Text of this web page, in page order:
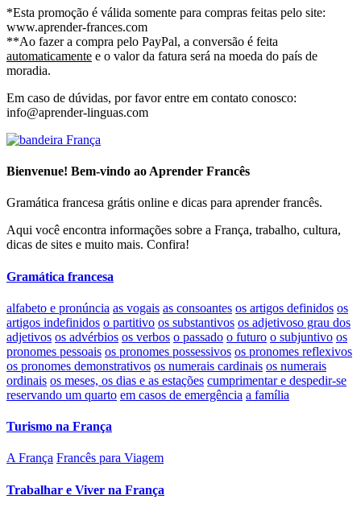
*Esta promoção é válida somente para compras feitas pelo site:
www.aprender-frances.com
**Ao fazer a compra pelo PayPal, a conversão é feita
automaticamente e o valor da fatura será na moeda do país de
moradia.
Em caso de dúvidas, por favor entre em contato conosco:
info@aprender-linguas.com
Bienvenue! Bem-vindo ao Aprender Francês
Gramática francesa grátis online e dicas para aprender francês.
Aqui você encontra informações sobre a França, trabalho, cultura,
dicas de sites e muito mais. Confira!
Gramática francesa
alfabeto e pronúncia as vogais as consoantes os artigos definidos os
artigos indefinidos o partitivo os substantivos os adjetivoso grau dos
adjetivos os advérbios os verbos o passado o futuro o subjuntivo os
pronomes pessoais os pronomes possessivos os pronomes reflexivos
os pronomes demonstrativos os numerais cardinais os numerais
ordinais os meses, os dias e as estações cumprimentar e despedir-se
reservando um quarto em casos de emergência a família
Turismo na França
A França Francês para Viagem
Trabalhar e Viver na França